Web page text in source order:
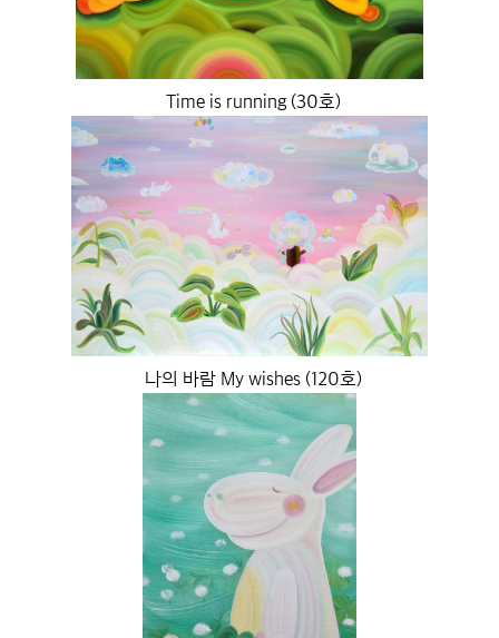
Time is running (30호)
나의 바람 My wishes (120호)